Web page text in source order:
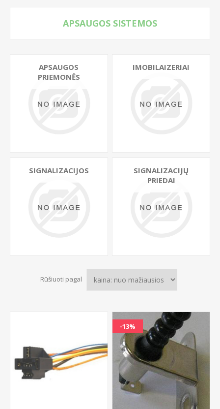
APSAUGOS SISTEMOS
APSAUGOS
PRIEMONĖS
IMOBILAIZERIAI
SIGNALIZACIJOS
SIGNALIZACIJŲ
PRIEDAI
Rūšiuoti pagal
-13%